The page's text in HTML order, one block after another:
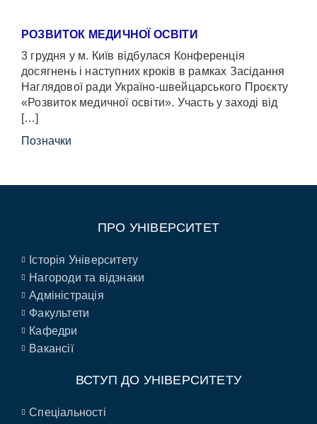
РОЗВИТОК МЕДИЧНОЇ ОСВІТИ
3 грудня у м. Київ відбулася Конференція
досягнень і наступних кроків в рамках Засідання
Наглядової ради Україно-швейцарського Проєкту
«Розвиток медичної освіти». Участь у заході від
[…]
Позначки
ПРО УНІВЕРСИТЕТ
Історія Університету
Нагороди та відзнаки
Адміністрація
Факультети
Кафедри
Вакансії
ВСТУП ДО УНІВЕРСИТЕТУ
Спеціальності